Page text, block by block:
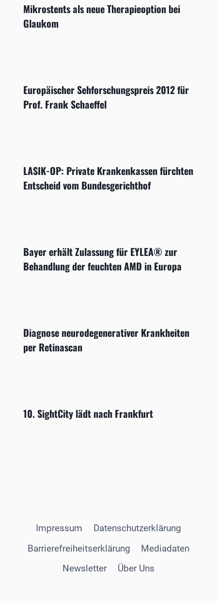
Mikrostents als neue Therapieoption bei
Glaukom
Europäischer Sehforschungspreis 2012 für
Prof. Frank Schaeffel
LASIK-OP: Private Krankenkassen fürchten
Entscheid vom Bundesgerichthof
Bayer erhält Zulassung für EYLEA® zur
Behandlung der feuchten AMD in Europa
Diagnose neurodegenerativer Krankheiten
per Retinascan
10. SightCity lädt nach Frankfurt
Impressum
Datenschutzerklärung
Barrierefreiheitserklärung
Mediadaten
Newsletter
Über Uns